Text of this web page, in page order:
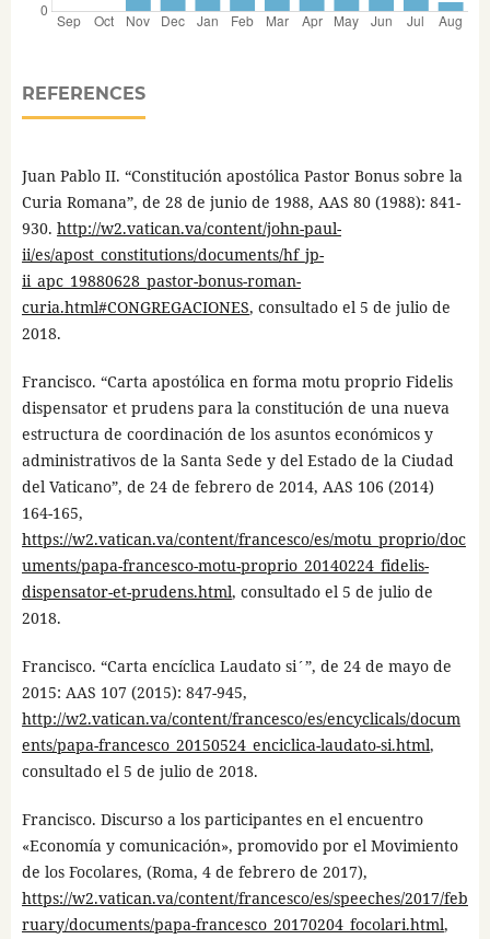
REFERENCES
Juan Pablo II. “Constitución apostólica Pastor Bonus sobre la
Curia Romana”, de 28 de junio de 1988, AAS 80 (1988): 841-
930. http://w2.vatican.va/content/john-paul-
ii/es/apost_constitutions/documents/hf_jp-
ii_apc_19880628_pastor-bonus-roman-
curia.html#CONGREGACIONES, consultado el 5 de julio de
2018.
Francisco. “Carta apostólica en forma motu proprio Fidelis
dispensator et prudens para la constitución de una nueva
estructura de coordinación de los asuntos económicos y
administrativos de la Santa Sede y del Estado de la Ciudad
del Vaticano”, de 24 de febrero de 2014, AAS 106 (2014)
164-165,
https://w2.vatican.va/content/francesco/es/motu_proprio/doc
uments/papa-francesco-motu-proprio_20140224_fidelis-
dispensator-et-prudens.html, consultado el 5 de julio de
2018.
Francisco. “Carta encíclica Laudato si´”, de 24 de mayo de
2015: AAS 107 (2015): 847-945,
http://w2.vatican.va/content/francesco/es/encyclicals/docum
ents/papa-francesco_20150524_enciclica-laudato-si.html,
consultado el 5 de julio de 2018.
Francisco. Discurso a los participantes en el encuentro
«Economía y comunicación», promovido por el Movimiento
de los Focolares, (Roma, 4 de febrero de 2017),
https://w2.vatican.va/content/francesco/es/speeches/2017/feb
ruary/documents/papa-francesco_20170204_focolari.html,